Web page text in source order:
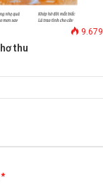
9.679
thu
*